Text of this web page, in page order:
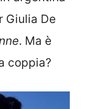
Giulia De
. Ma è
coppia?